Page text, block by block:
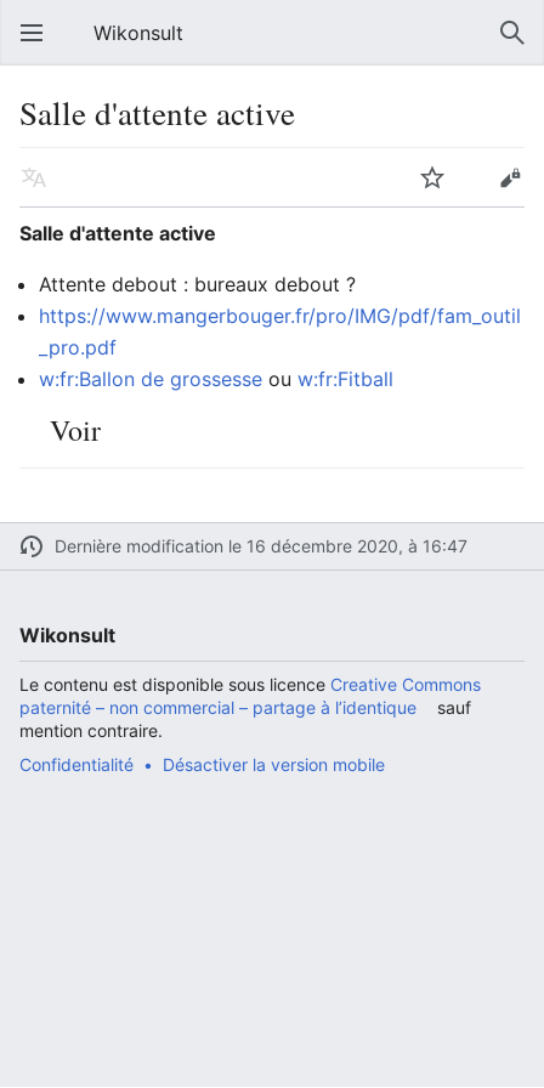
Ouvrir le menu principal
Wikonsult
Salle d'attente active
Salle d'attente active
Attente debout : bureaux debout ?
https://www.mangerbouger.fr/pro/IMG/pdf/fam_outil
_pro.pdf
w:fr:Ballon de grossesse ou w:fr:Fitball
Voir
Dernière modification le 16 décembre 2020, à 16:47
Wikonsult
Le contenu est disponible sous licence Creative Commons
paternité – non commercial – partage à l’identique
sauf
mention contraire.
Confidentialité
Désactiver la version mobile